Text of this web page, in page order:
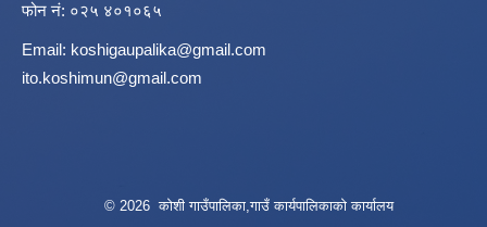
फोन नं: ०२५ ४०१०६५
Email: koshigaupalika@gmail.com
ito.koshimun@gmail.com
© 2026 कोशी गाउँपालिका,गाउँ कार्यपालिकाको कार्यालय